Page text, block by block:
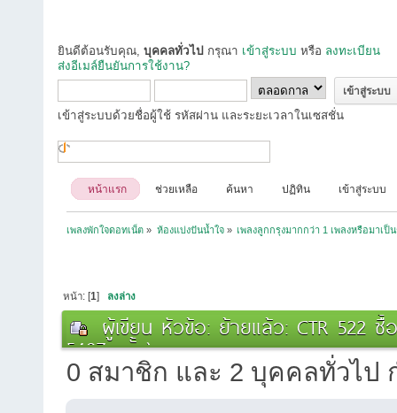
ยินดีต้อนรับคุณ, บุคคลทั่วไป กรุณา เข้าสู่ระบบ หรือ ลงทะเบียน
ส่งอีเมล์ยืนยันการใช้งาน?
เข้าสู่ระบบด้วยชื่อผู้ใช้ รหัสผ่าน และระยะเวลาในเซสชั่น
หน้าแรก ช่วยเหลือ ค้นหา ปฏิทิน เข้าสู่ระบบ
เพลงพักใจดอทเน็ต » ห้องแบ่งปันน้ำใจ» เพลงลูกกรุงมากกว่า 1 เพลงหรือมาเป็
หน้า: [1] ลงล่าง
ผู้เขียน หัวข้อ: ย้ายแล้ว: CTR 522
5407 ครั้ง)
0 สมาชิก และ 2 บุคคลทั่วไป